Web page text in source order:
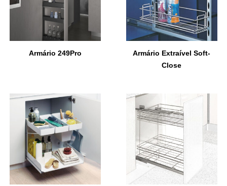
Armário 249Pro
Armário Extraível Soft-
Close